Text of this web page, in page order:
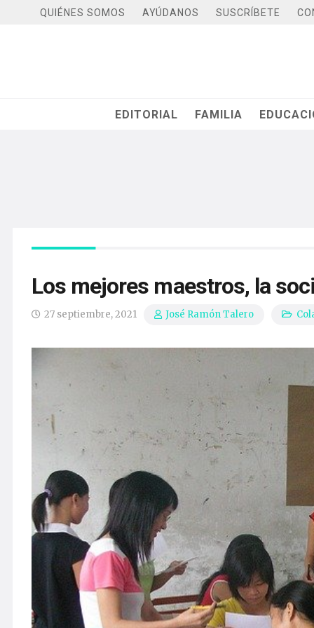
QUIÉNES SOMOS AYÚDANOS SUSCRÍBETE
EDITORIAL FAMILIA
Los mejores maestros, la
27 septiembre, 2021 José Ramón Talero